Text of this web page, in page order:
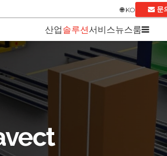
KO 문
산업솔루션서비스뉴스룸